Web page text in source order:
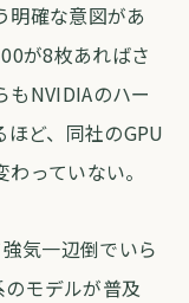
明確な意図があ
が8枚あればさ
もNVIDIAのハー
ど、同社のGPU
っていない。
気一辺倒でいら
モデルが普及